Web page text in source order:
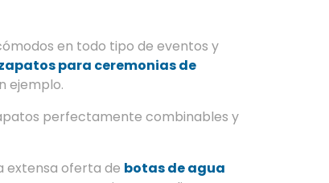
en todo tipo de eventos y
para ceremonias de
ejemplo.
perfectamente combinables y
extensa oferta de botas de agua